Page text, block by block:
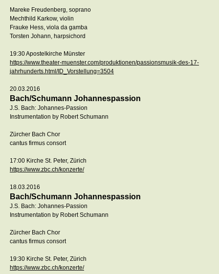
Mareke Freudenberg, soprano
Mechthild Karkow, violin
Frauke Hess, viola da gamba
Torsten Johann, harpsichord
19:30 Apostelkirche Münster
https://www.theater-muenster.com/produktionen/passionsmusik-des-17-
jahrhunderts.html/ID_Vorstellung=3504
20.03.2016
Bach/Schumann Johannespassion
J.S. Bach: Johannes-Passion
Instrumentation by Robert Schumann
Zürcher Bach Chor
cantus firmus consort
17:00 Kirche St. Peter, Zürich
https://www.zbc.ch/konzerte/
18.03.2016
Bach/Schumann Johannespassion
J.S. Bach: Johannes-Passion
Instrumentation by Robert Schumann
Zürcher Bach Chor
cantus firmus consort
19:30 Kirche St. Peter, Zürich
https://www.zbc.ch/konzerte/